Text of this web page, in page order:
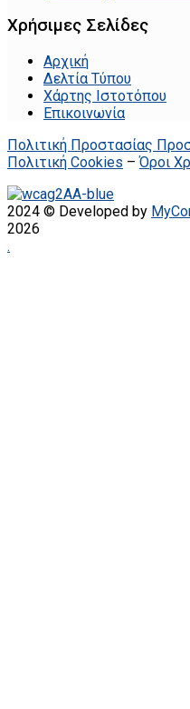
Χρήσιμες Σελίδες
Αρχική
Δελτία Τύπου
Χάρτης Ιστοτόπου
Επικοινωνία
Πολιτική Προστασίας
Πολιτική Cookies –Όροι
2024 © Developed by
2026
.